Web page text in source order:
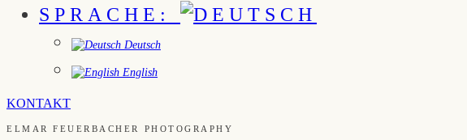
SPRACHE:
Deutsch
English
KONTAKT
ELMAR FEUERBACHER PHOTOGRAPHY